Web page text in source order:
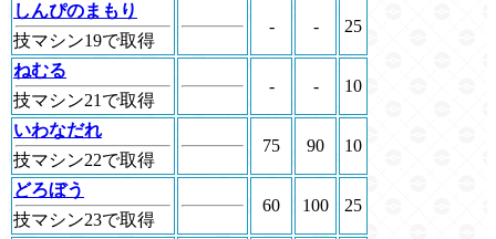
しんぴのまもり
技マシン19で取得
- - 25
ねむる
技マシン21で取得
- - 10
いわなだれ
技マシン22で取得
75 90 10
どろぼう
技マシン23で取得
60 100 25